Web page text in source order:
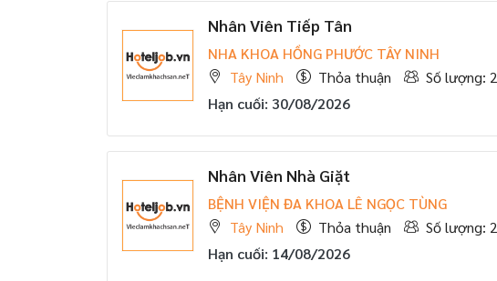
Nhân Viên Tiếp Tân
NHA KHOA HỒNG PHƯỚC TÂY NINH
Tây Ninh
Thỏa thuận
Số lượng: 2
Hạn cuối: 30/08/2026
Nhân Viên Nhà Giặt
BỆNH VIỆN ĐA KHOA LÊ NGỌC TÙNG
Tây Ninh
Thỏa thuận
Số lượng: 2
Hạn cuối: 14/08/2026